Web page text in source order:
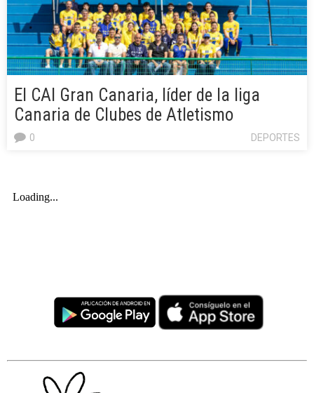
El CAI Gran Canaria, líder de la liga
Canaria de Clubes de Atletismo
DEPORTES
0